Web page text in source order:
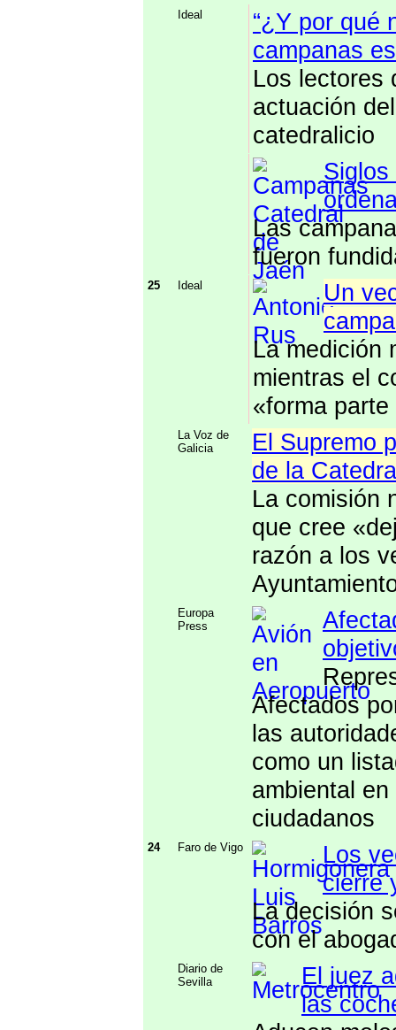
Ideal
“¿Y por qué
campanas
Los lectores
actuación
catedralicio
Las
fueron
25 Ideal
Un
La medición
mientras el
«forma
La Voz de
Galicia
El Supremo
de la
La comisión
que cree
razón a los
Europa
Press
Afectados
las
como un
ambiental
ciudadanos
24 Faro de Vigo
Los
cierre
La decisión
con el
Diario de
Sevilla
El juez
las